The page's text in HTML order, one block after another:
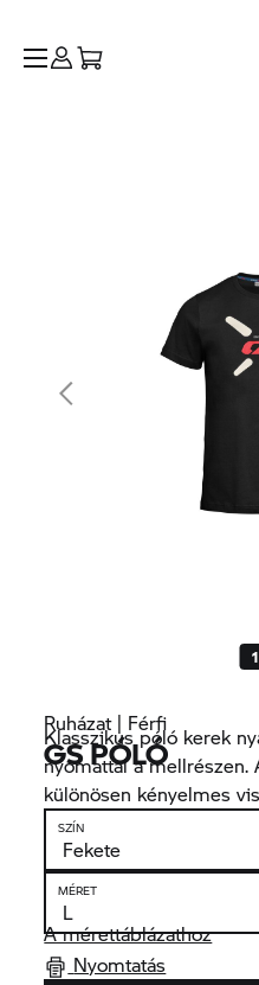
Ruházat | Férfi
GS PÓLÓ
Klasszikus póló kerek
nyomattal a mellrészen.
különösen kényelmes
SZÍN
MÉRET
A mérettáblázathoz
Nyomtatás